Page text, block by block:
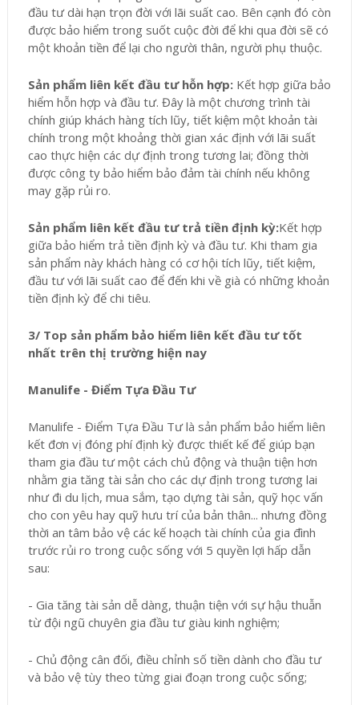
đầu tư dài hạn trọn đời với lãi suất cao. Bên cạnh đó còn
được bảo hiểm trong suốt cuộc đời để khi qua đời sẽ có
một khoản tiền để lại cho người thân, người phụ thuộc.
Sản phẩm liên kết đầu tư hỗn hợp:Kết hợp giữa bảo
hiểm hỗn hợp và đầu tư. Đây là một chương trình tài
chính giúp khách hàng tích lũy, tiết kiệm một khoản tài
chính trong một khoảng thời gian xác định với lãi suất
cao thực hiện các dự định trong tương lai; đồng thời
được công ty bảo hiểm bảo đảm tài chính nếu không
may gặp rủi ro.
Sản phẩm liên kết đầu tư trả tiền định kỳ:Kết hợp
giữa bảo hiểm trả tiền định kỳ và đầu tư. Khi tham gia
sản phẩm này khách hàng có cơ hội tích lũy, tiết kiệm,
đầu tư với lãi suất cao để đến khi về già có những khoản
tiền định kỳ để chi tiêu.
3/ Top sản phẩm bảo hiểm liên kết đầu tư tốt
nhất trên thị trường hiện nay
Manulife - Điểm Tựa Đầu Tư
Manulife - Điểm Tựa Đầu Tư là sản phẩm bảo hiểm liên
kết đơn vị đóng phí định kỳ được thiết kế để giúp bạn
tham gia đầu tư một cách chủ động và thuận tiện hơn
nhằm gia tăng tài sản cho các dự định trong tương lai
như đi du lịch, mua sắm, tạo dựng tài sản, quỹ học vấn
cho con yêu hay quỹ hưu trí của bản thân... nhưng đồng
thời an tâm bảo vệ các kế hoạch tài chính của gia đình
trước rủi ro trong cuộc sống với 5 quyền lợi hấp dẫn
sau:
- Gia tăng tài sản dễ dàng, thuận tiện với sự hậu thuẫn
từ đội ngũ chuyên gia đầu tư giàu kinh nghiệm;
- Chủ động cân đối, điều chỉnh số tiền dành cho đầu tư
và bảo vệ tùy theo từng giai đoạn trong cuộc sống;